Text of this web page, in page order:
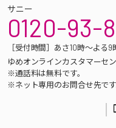
サニー
0120-93-
［受付時間］あさ10時～よる9
ゆめオンラインカスタマーセ
※通話料は無料です。
※ネット専用のお問合せ先で